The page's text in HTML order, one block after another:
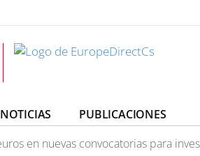
NOTICIAS
PUBLICACIONES
en nuevas convocatorias para